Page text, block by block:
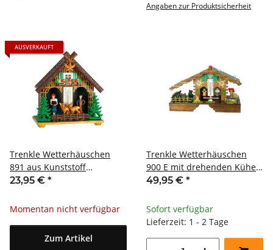
Angaben zur Produktsicherheit
AUSVERKAUFT
Trenkle Wetterhäuschen
891 aus Kunststoff
wetterfest aus dem
23,95 € *
Momentan nicht verfügbar
Zum Artikel
Trenkle Wetterhäuschen
900 E mit drehenden Kühen
aus dem Schwarzwald
49,95 € *
Sofort verfügbar
Lieferzeit: 1 - 2 Tage